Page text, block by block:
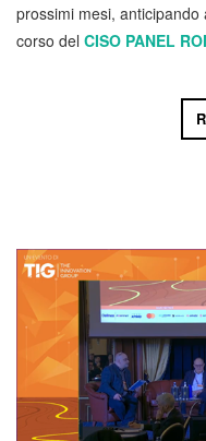
prossimi mesi,
corso del CISO PANEL